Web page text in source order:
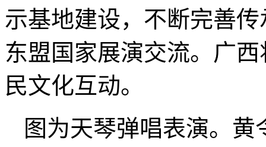
示基地建设，不断完善
东盟国家展演交流。广
民文化互动。
图为天琴弹唱表演。黄